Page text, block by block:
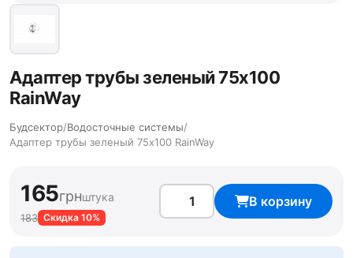
Адаптер трубы зеленый 75х100
RainWay
Будсектор/Водосточные системы/
Адаптер трубы зеленый 75х100 RainWay
165грнштука
183 Скидка 10%
В корзину